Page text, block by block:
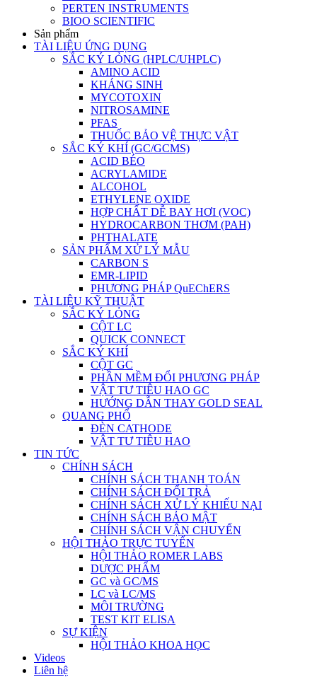
PERTEN INSTRUMENTS
BIOO SCIENTIFIC
Sản phẩm
TÀI LIỆU ỨNG DỤNG
SẮC KÝ LỎNG (HPLC/UHPLC)
AMINO ACID
KHÁNG SINH
MYCOTOXIN
NITROSAMINE
PFAS
THUỐC BẢO VỆ THỰC VẬT
SẮC KÝ KHÍ (GC/GCMS)
ACID BÉO
ACRYLAMIDE
ALCOHOL
ETHYLENE OXIDE
HỢP CHẤT DỄ BAY HƠI (VOC)
HYDROCARBON THƠM (PAH)
PHTHALATE
SẢN PHẨM XỬ LÝ MẪU
CARBON S
EMR-LIPID
PHƯƠNG PHÁP QuEChERS
TÀI LIỆU KỸ THUẬT
SẮC KÝ LỎNG
CỘT LC
QUICK CONNECT
SẮC KÝ KHÍ
CỘT GC
PHẦN MỀM ĐỔI PHƯƠNG PHÁP
VẬT TƯ TIÊU HAO GC
HƯỚNG DẪN THAY GOLD SEAL
QUANG PHỔ
ĐÈN CATHODE
VẬT TƯ TIÊU HAO
TIN TỨC
CHÍNH SÁCH
CHÍNH SÁCH THANH TOÁN
CHÍNH SÁCH ĐỔI TRẢ
CHÍNH SÁCH XỬ LÝ KHIẾU NẠI
CHÍNH SÁCH BẢO MẬT
CHÍNH SÁCH VẬN CHUYỂN
HỘI THẢO TRỰC TUYẾN
HỘI THẢO ROMER LABS
DƯỢC PHẨM
GC và GC/MS
LC và LC/MS
MÔI TRƯỜNG
TEST KIT ELISA
SỰ KIỆN
HỘI THẢO KHOA HỌC
Videos
Liên hệ